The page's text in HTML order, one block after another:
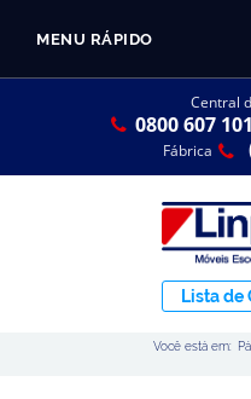
MENU RÁPIDO
Central
0800 607
Fábrica
Lista de
Você está em:
Linha Resina Plástica
CATÁLOGO LINPLAST 2025
SOBRE A EMPRESA